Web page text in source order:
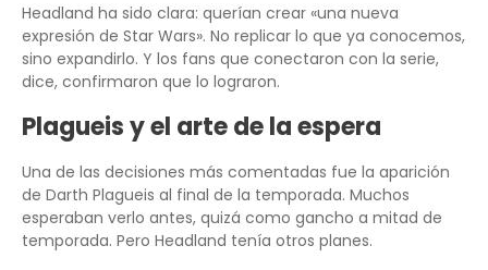
Headland ha sido clara: querían crear «una nueva
expresión de Star Wars». No replicar lo que ya conocemos,
sino expandirlo. Y los fans que conectaron con la serie,
dice, confirmaron que lo lograron.
Plagueis y el arte de la espera
Una de las decisiones más comentadas fue la aparición
de Darth Plagueis al final de la temporada. Muchos
esperaban verlo antes, quizá como gancho a mitad de
temporada. Pero Headland tenía otros planes.